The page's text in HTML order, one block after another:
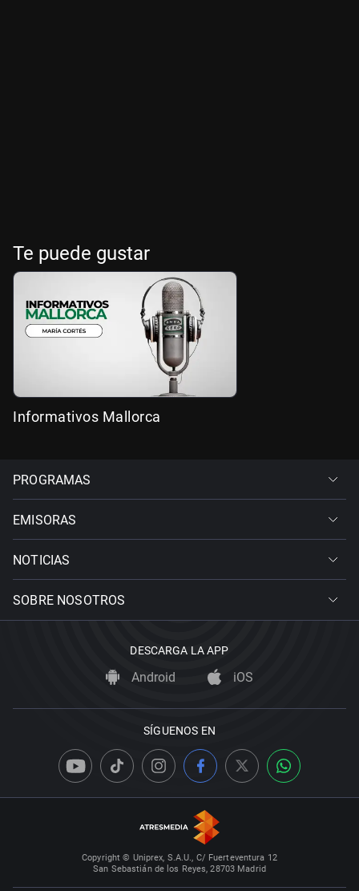
Te puede gustar
Informativos Mallorca
PROGRAMAS
EMISORAS
NOTICIAS
SOBRE NOSOTROS
DESCARGA LA APP
Android iOS
SÍGUENOS EN
Copyright © Uniprex, S.A.U., C/ Fuerteventura 12
San Sebastián de los Reyes, 28703 Madrid